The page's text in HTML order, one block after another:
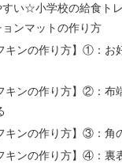
い☆小学校の給食ト
ンマットの作り方
キンの作り方】①：お
キンの作り方】②：布
キンの作り方】③：角
キンの作り方】④：裏